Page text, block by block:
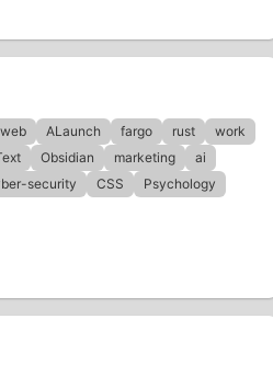
ALaunch fargo rust
work
Obsidian marketing
ai
security CSS
Psychology